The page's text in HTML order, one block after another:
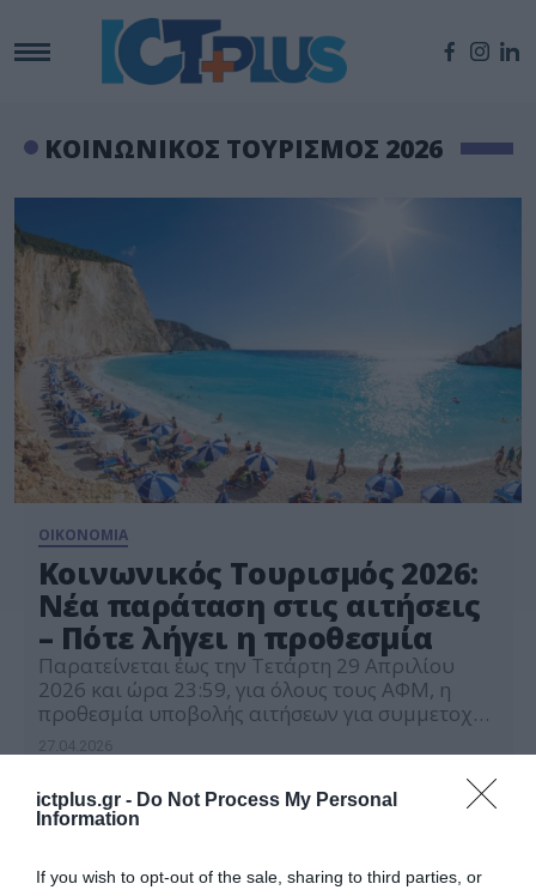
ictplus.gr - Do Not Process My Personal
Information
If you wish to opt-out of the sale, sharing to third parties, or
ΚΟΙΝΩΝΙΚΟΣ ΤΟΥΡΙΣΜΟΣ 2026
ΟΙΚΟΝΟΜΙΑ
Κοινωνικός Τουρισμός 2026:
Νέα παράταση στις αιτήσεις
– Πότε λήγει η προθεσμία
Παρατείνεται έως την Τετάρτη 29 Απριλίου
2026 και ώρα 23:59, για όλους τους ΑΦΜ, η
προθεσμία υποβολής αιτήσεων για συμμετοχή
εργαζομένων και ανέργων περιόδου 2026-2027
της Δημόσιας Υπηρεσίας Απασχόλησης (ΔΥΠΑ).
Υπενθυμίζεται ότι η προηγούμενη παράταση
δόθηκε χθες, Κυριακή, για μέχρι αργά απόψε.
υποβολής αιτήσεων για […]